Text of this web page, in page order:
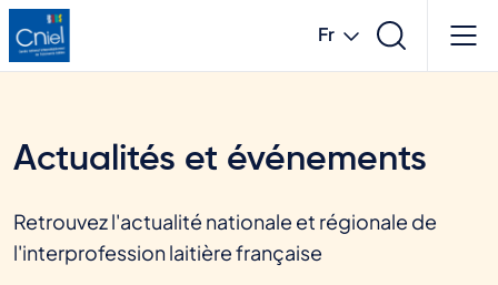
Aller
au
contenu
Fr
French
Actualités et événements
Retrouvez l'actualité nationale et régionale de
l'interprofession laitière française